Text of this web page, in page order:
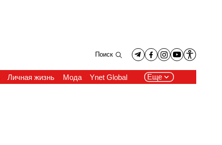
Поиск
Личная жизнь Мода Ynet Global Еще